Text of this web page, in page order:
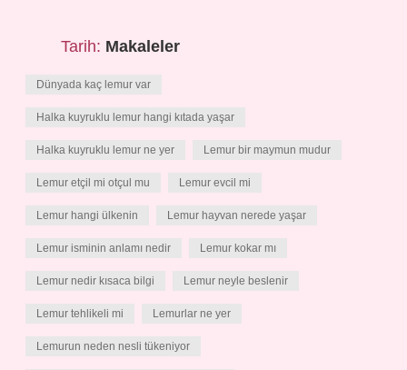
Tarih: Makaleler
Dünyada kaç lemur var
Halka kuyruklu lemur hangi kıtada yaşar
Halka kuyruklu lemur ne yer Lemur bir maymun mudur
Lemur etçil mi otçul mu Lemur evcil mi
Lemur hangi ülkenin Lemur hayvan nerede yaşar
Lemur isminin anlamı nedir Lemur kokar mı
Lemur nedir kısaca bilgi Lemur neyle beslenir
Lemur tehlikeli mi Lemurlar ne yer
Lemurun neden nesli tükeniyor